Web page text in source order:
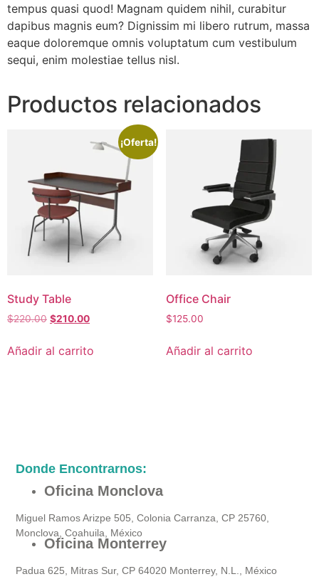
tempus quasi quod! Magnam quidem nihil, curabitur
dapibus magnis eum? Dignissim mi libero rutrum, massa
eaque doloremque omnis voluptatum cum vestibulum
sequi, enim molestiae tellus nisl.
Productos relacionados
¡Oferta!
Study Table
$220.00 $210.00
Añadir al carrito
Office Chair
$125.00
Añadir al carrito
Donde Encontrarnos:
Oficina Monclova
Miguel Ramos Arizpe 505, Colonia Carranza, CP 25760,
Monclova, Coahuila, México
Oficina Monterrey
Padua 625, Mitras Sur, CP 64020 Monterrey, N.L., México